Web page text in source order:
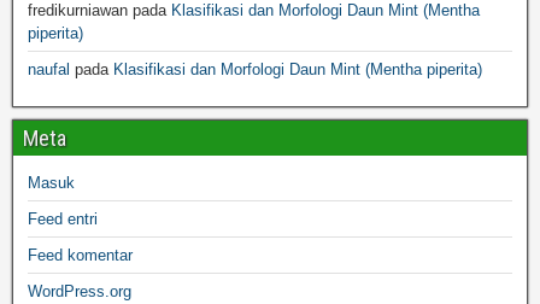
fredikurniawan pada Klasifikasi dan Morfologi Daun Mint (Mentha
piperita)
naufal pada Klasifikasi dan Morfologi Daun Mint (Mentha piperita)
Meta
Masuk
Feed entri
Feed komentar
WordPress.org